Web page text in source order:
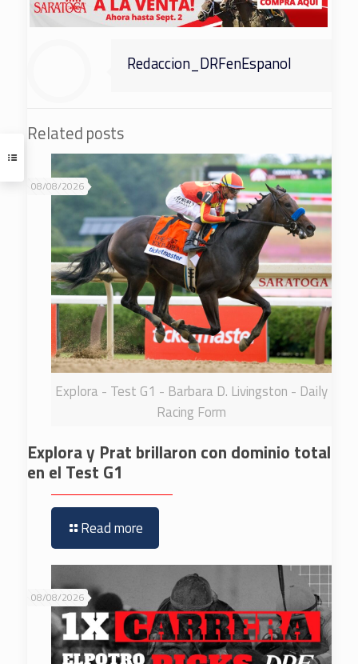
Redaccion_DRFenEspanol
Related posts
Explora - Test G1 - Barbara D. Livingston - Daily
Racing Form
08/08/2026
Explora y Prat brillaron con dominio total
en el Test G1
Read more
08/08/2026